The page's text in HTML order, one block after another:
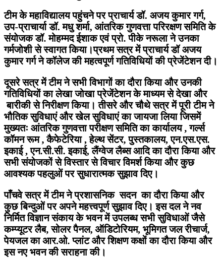
टीम के महाविद्यालय पहुंचने पर प्राचार्य डॉ. अजय कुमार गर्ग,
उप-प्राचार्या डॉ. मधु शर्मा, आंतरिक गुणवत्ता परिरक्षण समिति के
संयोजक डॉ. मोहम्मद ईशाक एवं प्रो. पीके नरूला ने उनका
गर्मजोशी से स्वागत किया।प्रथम सत्र में प्राचार्य डॉ अजय
कुमार गर्ग ने कॉलेज की महत्वपूर्ण गतिविधियों की प्रेजेंटेशन दी।
दूसरे सत्र में टीम ने सभी विभागों का दौरा किया और उनकी
गतिविधियों का लेखा जोखा प्रेजेंटेशन के माध्यम से देखा और
बारीकी से निरीक्षण किया। तीसरे और चौथे सत्र में पूरी टीम ने
भौतिक सुविधाएं और खेल सुविधाएं का जायजा लिया जिसमें
मुख्यतः आंतरिक गुणवत्ता परीक्षण समिति का कार्यालय , गर्ल्स
कॉमन रूम , कैफेटेरिया , हेल्थ सेंटर, पुस्तकालय, एन.एस.एस.
इकाई , एन.सी.सी. इकाई, लैंग्वेज लैब्स आदि का दौरा किया और
सभी संयोजकों से विस्तार से विचार विमर्श किया और कुछ
आवश्यक पहलुओं पर सुधारात्मक सुझाव दिए।
पाँचवे सत्र में टीम ने प्रशासनिक सदन का दौरा किया और
कुछ बिन्दुओं पर अपने महत्त्वपूर्ण सुझाव दिए। इस दल ने नव
निर्मित विज्ञान संकाय के भवन में उपलब्ध सभी सुविधाओं जैसे
कम्प्यूटर लैब, सोलर पैनल, ऑडिटोरियम, भूमिगत जल रीचार्ज,
पेयजल का आर.ओ. प्लांट और शिक्षण कक्षों का दौरा किया और
इस नए भवन की सराहना की।